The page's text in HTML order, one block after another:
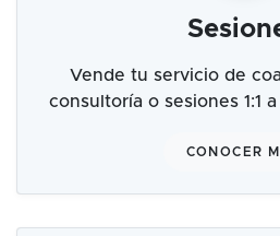
Vende tu servicio de
consultoría o sesiones 1:1
CONOCER